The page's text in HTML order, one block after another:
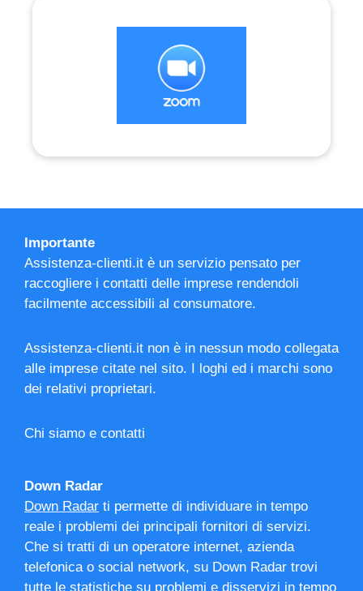
Importante
Assistenza-clienti.it è un servizio pensato per
raccogliere i contatti delle imprese rendendoli
facilmente accessibili al consumatore.
Assistenza-clienti.it non è in nessun modo collegata
alle imprese citate nel sito. I loghi ed i marchi sono
dei relativi proprietari.
Chi siamo e contatti
Down Radar
Down Radar ti permette di individuare in tempo
reale i problemi dei principali fornitori di servizi.
Che si tratti di un operatore internet, azienda
telefonica o social network, su Down Radar trovi
tutte le statistiche su problemi e disservizi in tempo